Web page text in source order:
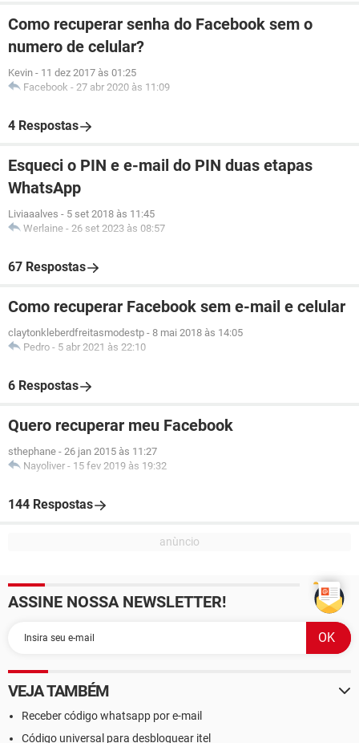
Como recuperar senha do Facebook sem o
numero de celular?
Kevin - 11 dez 2017 às 01:25
Facebook - 27 abr 2020 às 11:09
4 Respostas
Esqueci o PIN e e-mail do PIN duas etapas
WhatsApp
Liviaaalves - 5 set 2018 às 11:45
Werlaine - 26 set 2023 às 08:57
67 Respostas
Como recuperar Facebook sem e-mail e celular
claytonkleberdfreitasmodestp - 8 mai 2018 às 14:05
Pedro - 5 abr 2021 às 22:10
6 Respostas
Quero recuperar meu Facebook
sthephane - 26 jan 2015 às 11:27
Nayoliver - 15 fev 2019 às 19:32
144 Respostas
ASSINE NOSSA NEWSLETTER!
VEJA TAMBÉM
Receber código whatsapp por e-mail
Código universal para desbloquear itel